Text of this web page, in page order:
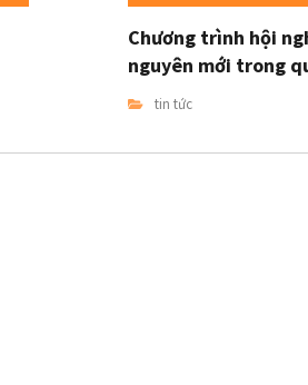
Chương trình hội
nguyên mới trong
tin tức